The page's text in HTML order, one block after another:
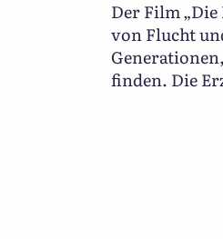
Der Film
von Flucht
finden. Die